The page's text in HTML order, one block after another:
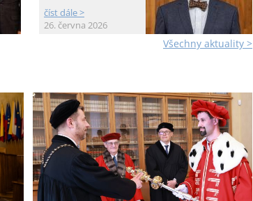
číst dále >
26. června 2026
Všechny aktuality >